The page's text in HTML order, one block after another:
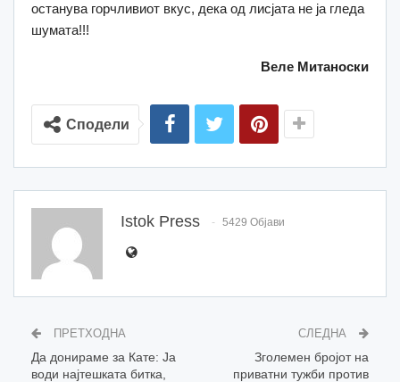
останува горчливиот вкус, дека од лисјата не ја гледа
шумата!!!
Веле Митаноски
Сподели
Istok Press 5429 Објави
ПРЕТХОДНА
Да донираме за Кате: Ја
води најтешката битка,
СЛЕДНА
Зголемен бројот на
приватни тужби против